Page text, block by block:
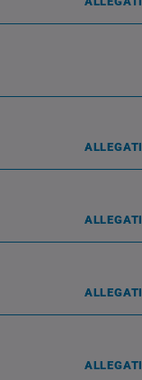
ALLEGATI
ALLEGATI
ALLEGATI
ALLEGATI